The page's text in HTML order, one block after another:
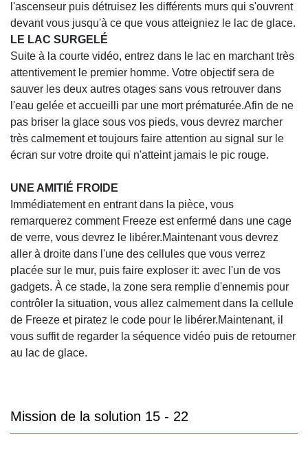
l'ascenseur puis détruisez les différents murs qui s'ouvrent
devant vous jusqu'à ce que vous atteigniez le lac de glace.
LE LAC SURGELÉ
Suite à la courte vidéo, entrez dans le lac en marchant très
attentivement le premier homme. Votre objectif sera de
sauver les deux autres otages sans vous retrouver dans
l'eau gelée et accueilli par une mort prématurée.Afin de ne
pas briser la glace sous vos pieds, vous devrez marcher
très calmement et toujours faire attention au signal sur le
écran sur votre droite qui n'atteint jamais le pic rouge.
UNE AMITIÉ FROIDE
Immédiatement en entrant dans la pièce, vous
remarquerez comment Freeze est enfermé dans une cage
de verre, vous devrez le libérer.Maintenant vous devrez
aller à droite dans l'une des cellules que vous verrez
placée sur le mur, puis faire exploser it: avec l'un de vos
gadgets. À ce stade, la zone sera remplie d'ennemis pour
contrôler la situation, vous allez calmement dans la cellule
de Freeze et piratez le code pour le libérer.Maintenant, il
vous suffit de regarder la séquence vidéo puis de retourner
au lac de glace.
Mission de la solution 15 - 22